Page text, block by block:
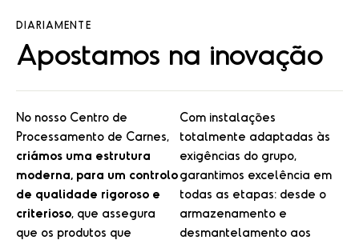
DIARIAMENTE
Apostamos na inovação
No nosso Centro de
Processamento de Carnes,
criámos uma estrutura
moderna, para um controlo
de qualidade rigoroso e
criterioso, que assegura
que os produtos que
Com instalações
totalmente adaptadas às
exigências do grupo,
garantimos excelência em
todas as etapas: desde o
armazenamento e
desmantelamento aos